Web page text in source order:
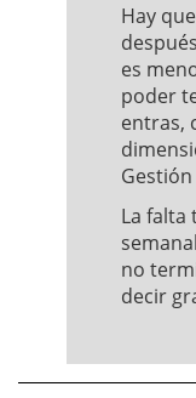
Hay
es
poder
entras,
La falta
no
decir